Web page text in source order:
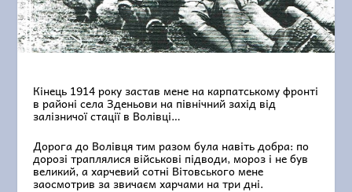
Кінець 1914 року застав мене на карпатському фронті
в районі села Зденьови на північний захід від
залізничої стації в Волівці…
Дорога до Волівця тим разом була навіть добра: по
дорозі траплялися військові підводи, мороз і не був
великий, а харчевий сотні Вітовського мене
заосмотрив за звичаєм харчами на три дні.